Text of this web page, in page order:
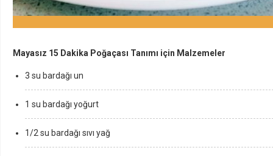
Mayasız 15 Dakika Poğaçası Tanımı için Malzemeler
3 su bardağı un
1 su bardağı yoğurt
1/2 su bardağı sıvı yağ